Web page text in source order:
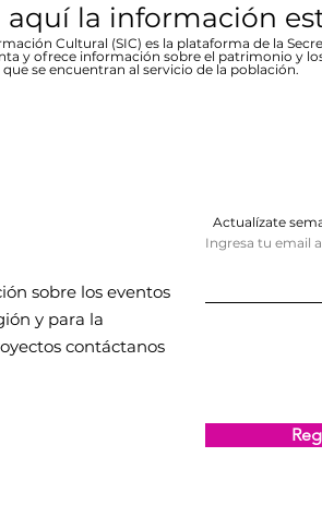
aquí la información
Cultural (SIC) es la plataforma de la
y ofrece información sobre el patrimonio y
se encuentran al servicio de la población.
sobre los eventos
y para la
contáctanos
Actualízate
Ingresa tu email